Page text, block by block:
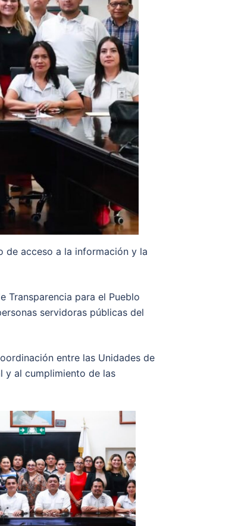
de acceso a la información y la
Transparencia para el Pueblo
servidoras públicas del
entre las Unidades de
y al cumplimiento de las